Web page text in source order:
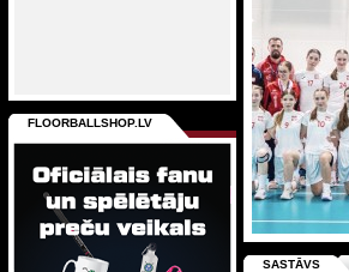
SASTĀVS
FLOORBALLSHOP.LV